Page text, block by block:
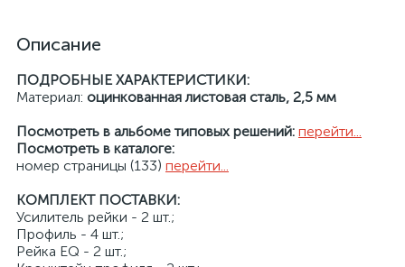
Описание
ПОДРОБНЫЕ ХАРАКТЕРИСТИКИ:
Материал: оцинкованная листовая сталь, 2,5 мм
Посмотреть в альбоме типовых решений: перейти...
Посмотреть в каталоге:
номер страницы (133) перейти...
КОМПЛЕКТ ПОСТАВКИ:
Усилитель рейки - 2 шт.;
Профиль - 4 шт.;
Рейка EQ - 2 шт.;